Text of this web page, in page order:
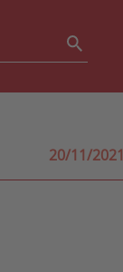
20/11/2021